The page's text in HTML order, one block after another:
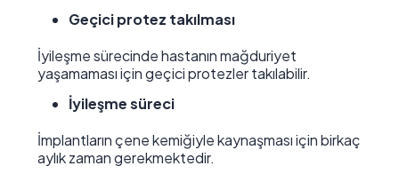
Geçici protez takılması
İyileşme sürecinde hastanın mağduriyet
yaşamaması için geçici protezler takılabilir.
İyileşme süreci
İmplantların çene kemiğiyle kaynaşması için birkaç
aylık zaman gerekmektedir.